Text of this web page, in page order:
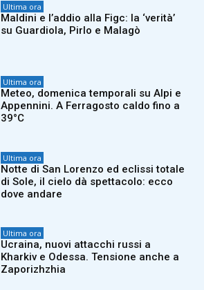
Ultima ora
Maldini e l’addio alla Figc: la ‘verità’
su Guardiola, Pirlo e Malagò
Ultima ora
Meteo, domenica temporali su Alpi e
Appennini. A Ferragosto caldo fino a
39°C
Ultima ora
Notte di San Lorenzo ed eclissi totale
di Sole, il cielo dà spettacolo: ecco
dove andare
Ultima ora
Ucraina, nuovi attacchi russi a
Kharkiv e Odessa. Tensione anche a
Zaporizhzhia